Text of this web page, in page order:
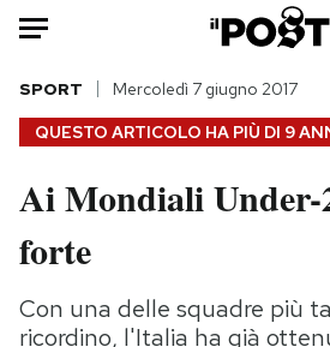
Auto
HOME
Italia
Politica
Tecnologia
Internet
Ok
QUESTO ARTICOLO HA PIÙ DI 9
SPORT Mercoledì 7 giugno 2017
Ai Mondiali Under-
forte
Con una delle squadre più
ricordino, l'Italia ha già